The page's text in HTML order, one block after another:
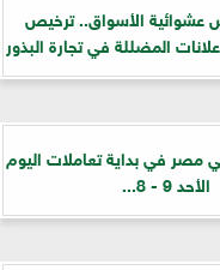
عشوائية الأسواق.. ترخيص
المضللة في تجارة البذور
مصر في بداية تعاملات اليوم
الأحد 9 - 8...